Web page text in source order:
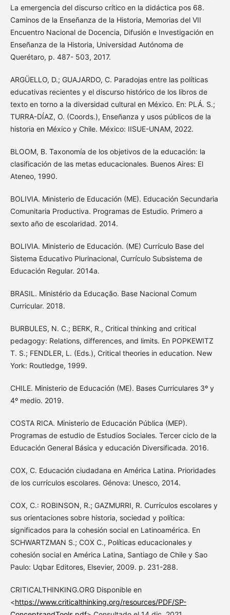
La emergencia del discurso crítico en la didáctica pos 68.
Caminos de la Enseñanza de la Historia, Memorias del VII
Encuentro Nacional de Docencia, Difusión e Investigación en
Enseñanza de la Historia, Universidad Autónoma de
Querétaro, p. 487- 503, 2017.
ARGÜELLO, D.; GUAJARDO, C. Paradojas entre las políticas
educativas recientes y el discurso histórico de los libros de
texto en torno a la diversidad cultural en México. En: PLÁ. S.;
TURRA-DÍAZ, O. (Coords.), Enseñanza y usos públicos de la
historia en México y Chile. México: IISUE-UNAM, 2022.
BLOOM, B. Taxonomía de los objetivos de la educación: la
clasificación de las metas educacionales. Buenos Aires: El
Ateneo, 1990.
BOLIVIA. Ministerio de Educación (ME). Educación Secundaria
Comunitaria Productiva. Programas de Estudio. Primero a
sexto año de escolaridad. 2014.
BOLIVIA. Ministerio de Educación. (ME) Currículo Base del
Sistema Educativo Plurinacional, Currículo Subsistema de
Educación Regular. 2014a.
BRASIL. Ministério da Educação. Base Nacional Comum
Curricular. 2018.
BURBULES, N. C.; BERK, R., Critical thinking and critical
pedagogy: Relations, differences, and limits. En POPKEWITZ
T. S.; FENDLER, L. (Eds.), Critical theories in education. New
York: Routledge, 1999.
CHILE. Ministerio de Educación (ME). Bases Curriculares 3º y
4º medio. 2019.
COSTA RICA. Ministerio de Educación Pública (MEP).
Programas de estudio de Estudios Sociales. Tercer ciclo de la
Educación General Básica y educación Diversificada. 2016.
COX, C. Educación ciudadana en América Latina. Prioridades
de los currículos escolares. Génova: Unesco, 2014.
COX, C.: ROBINSON, R.; GAZMURRI, R. Currículos escolares y
sus orientaciones sobre historia, sociedad y política:
significados para la cohesión social en Latinoamérica. En
SCHWARTZMAN S.; COX C., Políticas educacionales y
cohesión social en América Latina, Santiago de Chile y Sao
Paulo: Uqbar Editores, Elsevier, 2009. p. 231-288.
CRITICALTHINKING.ORG Disponible en
<https://www.criticalthinking.org/resources/PDF/SP-